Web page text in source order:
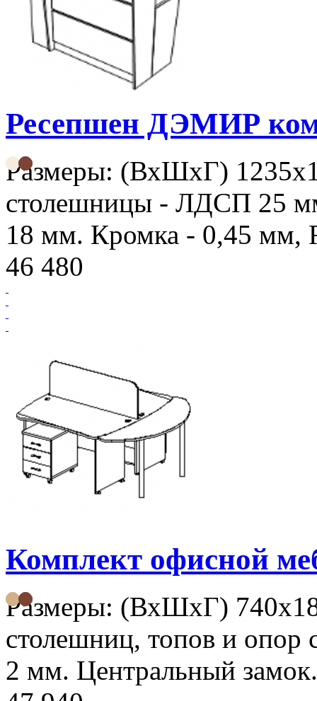
Ресепшен ДЭМИР
Размеры: (ВхШхГ)
столешницы - ЛДСП 25
18 мм. Кромка - 0,45 мм,
46 480
Комплект офисной
Размеры: (ВхШхГ)
столешниц, топов и
2 мм. Центральный